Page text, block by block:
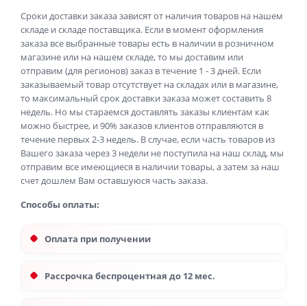
Сроки доставки заказа зависят от наличия товаров на нашем
складе и складе поставщика. Если в момент оформления
заказа все выбранные товары есть в наличии в розничном
магазине или на нашем складе, то мы доставим или
отправим (для регионов) заказ в течение 1 - 3 дней. Если
заказываемый товар отсутствует на складах или в магазине,
то максимальный срок доставки заказа может составить 8
недель. Но мы стараемся доставлять заказы клиентам как
можно быстрее, и 90% заказов клиентов отправляются в
течение первых 2-3 недель. В случае, если часть товаров из
Вашего заказа через 3 недели не поступила на наш склад, мы
отправим все имеющиеся в наличии товары, а затем за наш
счет дошлем Вам оставшуюся часть заказа.
Способы оплаты:
Оплата при получении
Рассрочка беспроцентная до 12 мес.